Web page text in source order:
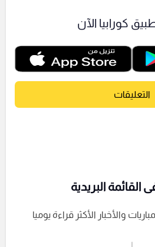
كورابيا الآن
التعليقات
البريدية
والأخبار الأكثر قراءة يوميا